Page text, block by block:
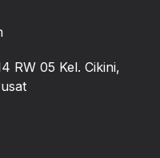
RW 05 Kel. Cikini,